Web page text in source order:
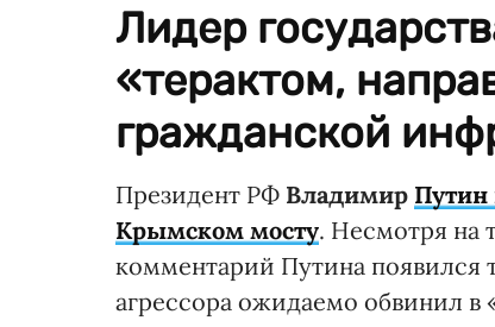
Лидер
«терактом,
гражданской
Президент РФ Владимир Путин
Крымском мосту. Несмотря на
комментарий Путина появился
агрессора ожидаемо обвинил в